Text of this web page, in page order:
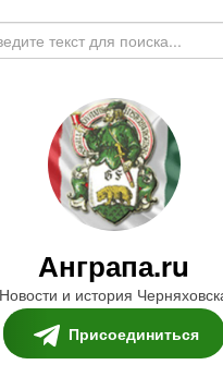
Анграпа.ru
Новости и история
Присоединиться